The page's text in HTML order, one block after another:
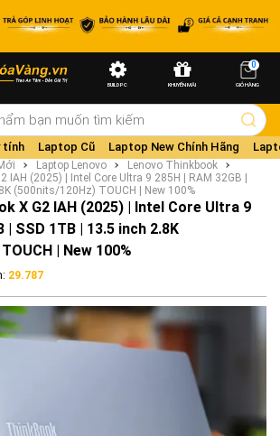
BUILD PC KHUYẾN MÃI
0
GIỎ HÀNG
tính Laptop Cũ Laptop New Chính Hãng
Laptop Lenovo
Lenovo Thinkbook
IAH (2025) | Intel Core Ultra 9 285H | RAM 32GB |
(500nits/120Hz) TOUCH | New 100%
X G2 IAH (2025) | Intel Core Ultra 9
| SSD 1TB | 13.5 inch 2.8K
| New 100%
29.787